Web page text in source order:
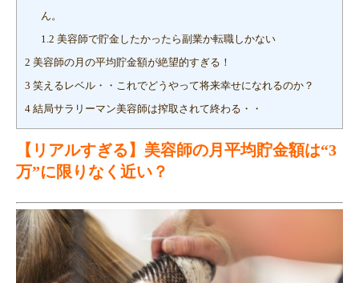
ん。
1.2 美容師で貯金したかったら副業か転職しかない
2 美容師の月の平均貯金額が絶望的すぎる！
3 笑えるレベル・・これでどうやって将来幸せになれるのか？
4 結局サラリーマン美容師は搾取されて終わる・・
【リアルすぎる】美容師の月平均貯金額は“3
万”に限りなく近い？